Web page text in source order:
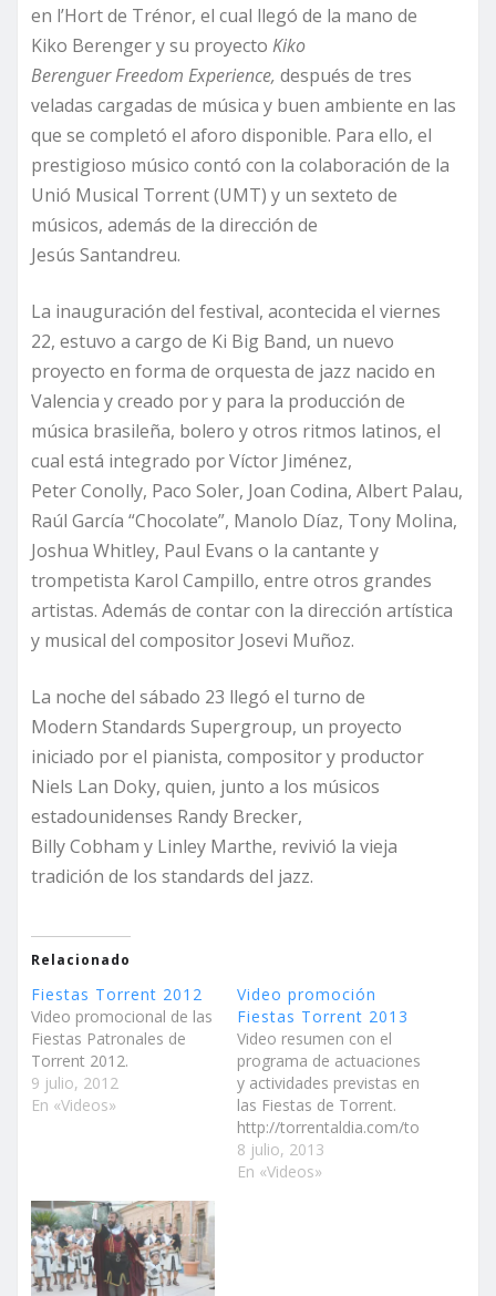
en l’Hort de Trénor, el cual llegó de la mano de
Kiko Berenger y su proyecto Kiko
Berenguer Freedom Experience, después de tres
veladas cargadas de música y buen ambiente en las
que se completó el aforo disponible. Para ello, el
prestigioso músico contó con la colaboración de la
Unió Musical Torrent (UMT) y un sexteto de
músicos, además de la dirección de
Jesús Santandreu.
La inauguración del festival, acontecida el viernes
22, estuvo a cargo de Ki Big Band, un nuevo
proyecto en forma de orquesta de jazz nacido en
Valencia y creado por y para la producción de
música brasileña, bolero y otros ritmos latinos, el
cual está integrado por Víctor Jiménez,
Peter Conolly, Paco Soler, Joan Codina, Albert Palau,
Raúl García “Chocolate”, Manolo Díaz, Tony Molina,
Joshua Whitley, Paul Evans o la cantante y
trompetista Karol Campillo, entre otros grandes
artistas. Además de contar con la dirección artística
y musical del compositor Josevi Muñoz.
La noche del sábado 23 llegó el turno de
Modern Standards Supergroup, un proyecto
iniciado por el pianista, compositor y productor
Niels Lan Doky, quien, junto a los músicos
estadounidenses Randy Brecker,
Billy Cobham y Linley Marthe, revivió la vieja
tradición de los standards del jazz.
Relacionado
Fiestas Torrent 2012
Video promocional de las
Fiestas Patronales de
Torrent 2012.
9 julio, 2012
En «Videos»
Video promoción
Fiestas Torrent 2013
Video resumen con el
programa de actuaciones
y actividades previstas en
las Fiestas de Torrent.
http://torrentaldia.com/to
rrent-presenta-sus-
fiestas-mas-austeras-
8 julio, 2013
En «Videos»